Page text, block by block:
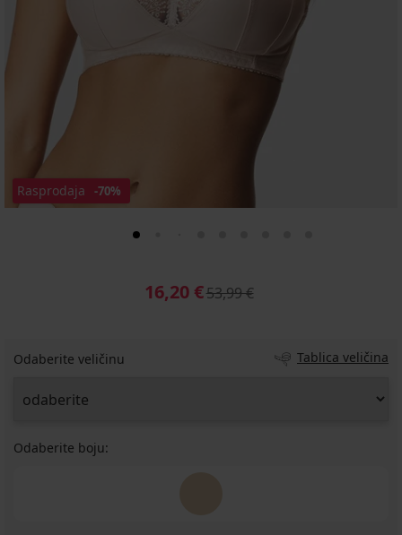
Rasprodaja -70%
16,20 €53,99 €
Odaberite veličinu Tablica veličina
Odaberite boju: